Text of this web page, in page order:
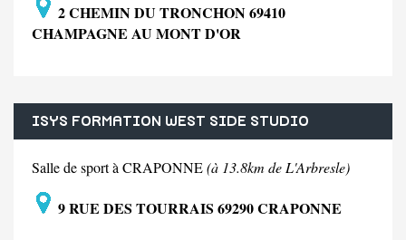
2 CHEMIN DU TRONCHON 69410
CHAMPAGNE AU MONT D'OR
ISYS FORMATION WEST SIDE STUDIO
Salle de sport à CRAPONNE(à 13.8km de L'Arbresle)
9 RUE DES TOURRAIS 69290 CRAPONNE